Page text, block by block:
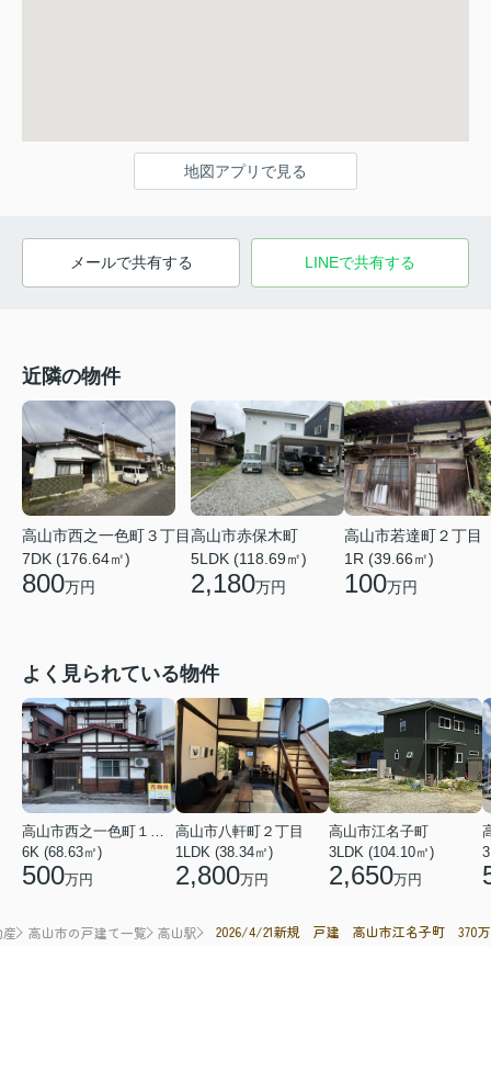
地図アプリで見る
メールで共有する LINEで共有する
近隣の物件
高山市西之一色町３丁目
7DK (176.64㎡)
800万円
高山市赤保木町
5LDK (118.69㎡)
2,180万円
高山市若達町２丁目
1R (39.66㎡)
100万円
よく見られている物件
高山市西之一色町１丁目
6K (68.63㎡)
500万円
高山市八軒町２丁目
1LDK (38.34㎡)
2,800万円
高山市江名子町
3LDK (104.10㎡)
2,650万円
高山市の戸建て一覧 高山駅 2026/4/21新規 戸建 高山市江名子町 370万